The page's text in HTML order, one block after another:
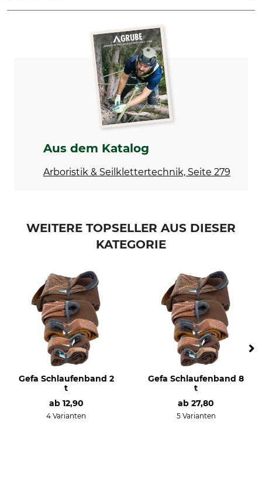
Produkttyp
Schlaufenband
Länge
1,5 m
Aus dem Katalog
Arboristik & Seilklettertechnik, Seite 279
WEITERE TOPSELLER AUS DIESER
KATEGORIE
Gefa Schlaufenband 2
t
ab 12,90
4 Varianten
Gefa Schlaufenband 8
t
ab 27,80
5 Varianten